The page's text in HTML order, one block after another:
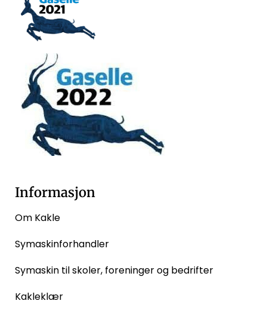
Informasjon
Om Kakle
Symaskinforhandler
Symaskin til skoler, foreninger og bedrifter
Kakleklær